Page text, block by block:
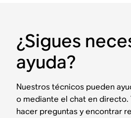
¿Sigues
ayuda?
Nuestros técnicos pueden
o mediante el chat en directo.
hacer preguntas y encontrar